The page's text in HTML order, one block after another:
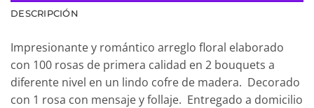
DESCRIPCIÓN
Impresionante y romántico arreglo floral elaborado
con 100 rosas de primera calidad en 2 bouquets a
diferente nivel en un lindo cofre de madera. Decorado
con 1 rosa con mensaje y follaje. Entregado a domicilio